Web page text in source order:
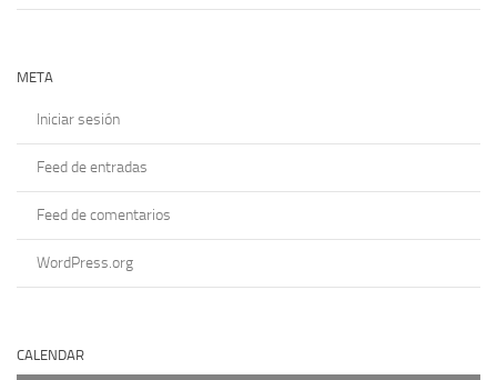
META
Iniciar sesión
Feed de entradas
Feed de comentarios
WordPress.org
CALENDAR